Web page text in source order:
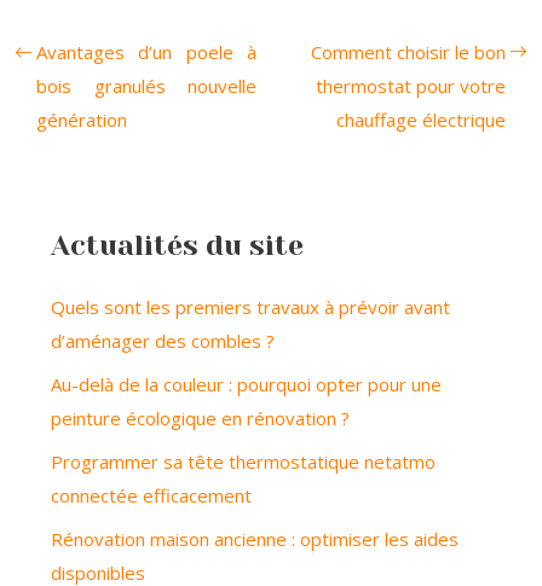
Avantages d’un poele à
bois granulés nouvelle
génération
Comment choisir le bon
thermostat pour votre
chauffage électrique
Actualités du site
Quels sont les premiers travaux à prévoir avant
d’aménager des combles ?
Au-delà de la couleur : pourquoi opter pour une
peinture écologique en rénovation ?
Programmer sa tête thermostatique netatmo
connectée efficacement
Rénovation maison ancienne : optimiser les aides
disponibles